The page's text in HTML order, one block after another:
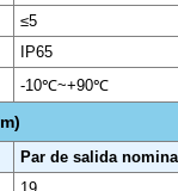
≤5
IP65
-10℃~+90℃
Par de salida